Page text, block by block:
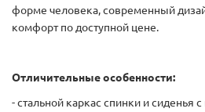
форме человека, современный
комфорт по доступной цене.
Отличительные особенности:
- стальной каркас спинки и сиденья